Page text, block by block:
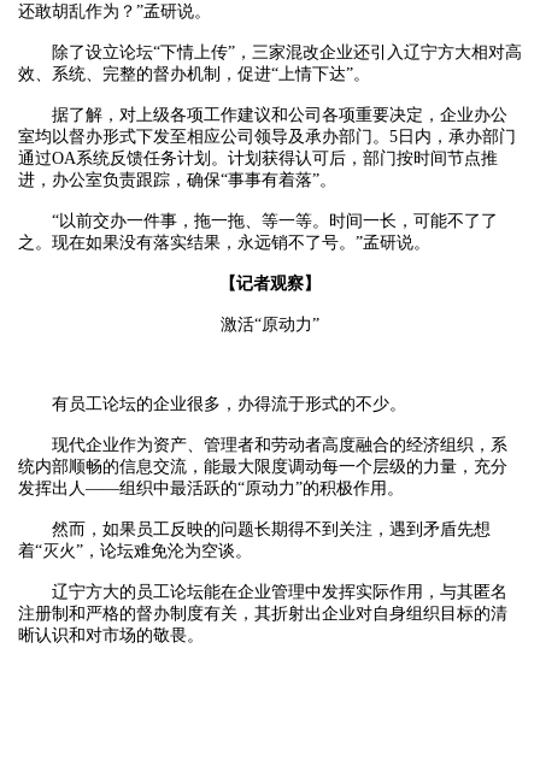
还敢胡乱作为？”孟研说。
除了设立论坛“下情上传”，三家混改企业还引入辽宁方大相对高
效、系统、完整的督办机制，促进“上情下达”。
据了解，对上级各项工作建议和公司各项重要决定，企业办公
室均以督办形式下发至相应公司领导及承办部门。5日内，承办部门
通过OA系统反馈任务计划。计划获得认可后，部门按时间节点推
进，办公室负责跟踪，确保“事事有着落”。
“以前交办一件事，拖一拖、等一等。时间一长，可能不了了
之。现在如果没有落实结果，永远销不了号。”孟研说。
【记者观察】
激活“原动力”
有员工论坛的企业很多，办得流于形式的不少。
现代企业作为资产、管理者和劳动者高度融合的经济组织，系
统内部顺畅的信息交流，能最大限度调动每一个层级的力量，充分
发挥出人——组织中最活跃的“原动力”的积极作用。
然而，如果员工反映的问题长期得不到关注，遇到矛盾先想
着“灭火”，论坛难免沦为空谈。
辽宁方大的员工论坛能在企业管理中发挥实际作用，与其匿名
注册制和严格的督办制度有关，其折射出企业对自身组织目标的清
晰认识和对市场的敬畏。